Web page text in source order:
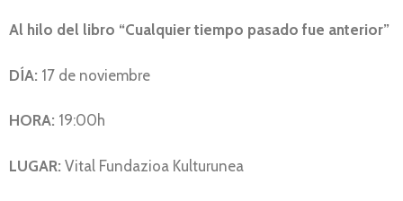
Al hilo del libro “Cualquier tiempo pasado fue anterior”
DÍA: 17 de noviembre
HORA: 19:00h
LUGAR: Vital Fundazioa Kulturunea